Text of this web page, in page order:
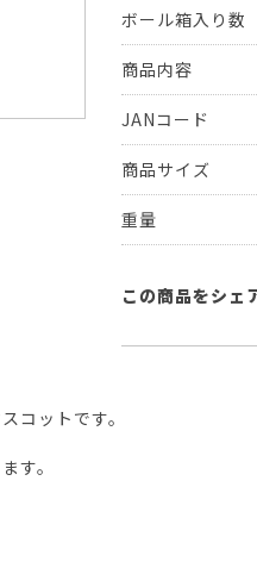
ボール箱入り数
商品内容
JANコード
商品サイズ
重量
この商品をシェ
コットです。
す。